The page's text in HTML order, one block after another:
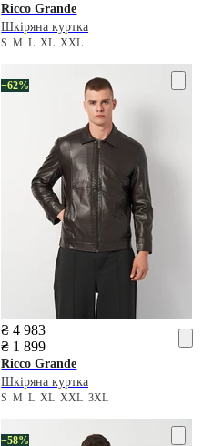
Ricco Grande
Шкіряна куртка
SMLXLXXL
−62%
₴ 4 983
₴ 1 899
Ricco Grande
Шкіряна куртка
SMLXLXXL3XL
−58%